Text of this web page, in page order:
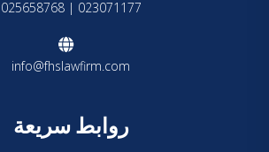
023071177 | 025658768
info@fhslawfirm.com
روابط سريعة